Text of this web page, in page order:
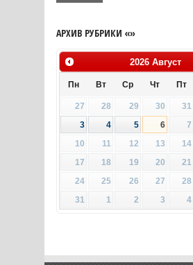
АРХИВ РУБРИКИ «»
2026 Август
Пн Вт Ср Чт Пт
27 28 29 30 31
3
4 5 6 7
10
11 12 13 14
17
18 19 20 21
24
25 26 27 28
31
1 2 3 4